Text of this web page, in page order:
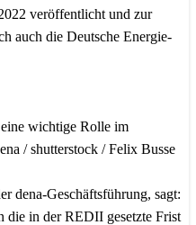
veröffentlicht und zur
auch die Deutsche Energie-
wichtige Rolle im
/ shutterstock / Felix Busse
dena-Geschäftsführung, sagt:
die in der REDII gesetzte Frist